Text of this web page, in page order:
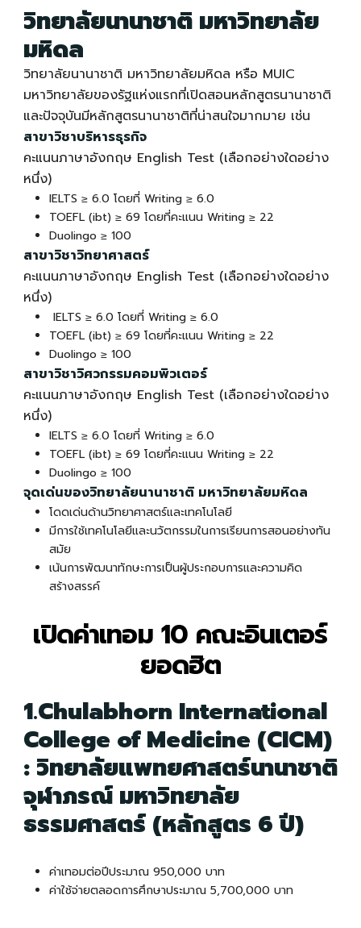
วิทยาลัยนานาชาติ มหาวิทยาลัย
มหิดล
วิทยาลัยนานาชาติ มหาวิทยาลัยมหิดล หรือ MUIC
มหาวิทยาลัยของรัฐแห่งแรกที่เปิดสอนหลักสูตรนานาชาติ
และปัจจุบันมีหลักสูตรนานาชาติที่น่าสนใจมากมาย เช่น
สาขาวิชาบริหารธุรกิจ
คะแนนภาษาอังกฤษ English Test (เลือกอย่างใดอย่าง
หนึ่ง)
IELTS ≥ 6.0 โดยที่ Writing ≥ 6.0
TOEFL (ibt) ≥ 69 โดยที่คะแนน Writing ≥ 22
Duolingo ≥ 100
สาขาวิชาวิทยาศาสตร์
คะแนนภาษาอังกฤษ English Test (เลือกอย่างใดอย่าง
หนึ่ง)
IELTS ≥ 6.0 โดยที่ Writing ≥ 6.0
TOEFL (ibt) ≥ 69 โดยที่คะแนน Writing ≥ 22
Duolingo ≥ 100
สาขาวิชาวิศวกรรมคอมพิวเตอร์
คะแนนภาษาอังกฤษ English Test (เลือกอย่างใดอย่าง
หนึ่ง)
IELTS ≥ 6.0 โดยที่ Writing ≥ 6.0
TOEFL (ibt) ≥ 69 โดยที่คะแนน Writing ≥ 22
Duolingo ≥ 100
จุดเด่นของวิทยาลัยนานาชาติ มหาวิทยาลัยมหิดล
โดดเด่นด้านวิทยาศาสตร์และเทคโนโลยี
มีการใช้เทคโนโลยีและนวัตกรรมในการเรียนการสอนอย่างทัน
สมัย
เน้นการพัฒนาทักษะการเป็นผู้ประกอบการและความคิด
สร้างสรรค์
เปิดค่าเทอม 10 คณะอินเตอร์
ยอดฮิต
1.Chulabhorn International
College of Medicine (CICM)
: วิทยาลัยแพทยศาสตร์นานาชาติ
จุฬาภรณ์ มหาวิทยาลัย
ธรรมศาสตร์ (หลักสูตร 6 ปี)
ค่าเทอมต่อปีประมาณ 950,000 บาท
ค่าใช้จ่ายตลอดการศึกษาประมาณ 5,700,000 บาท